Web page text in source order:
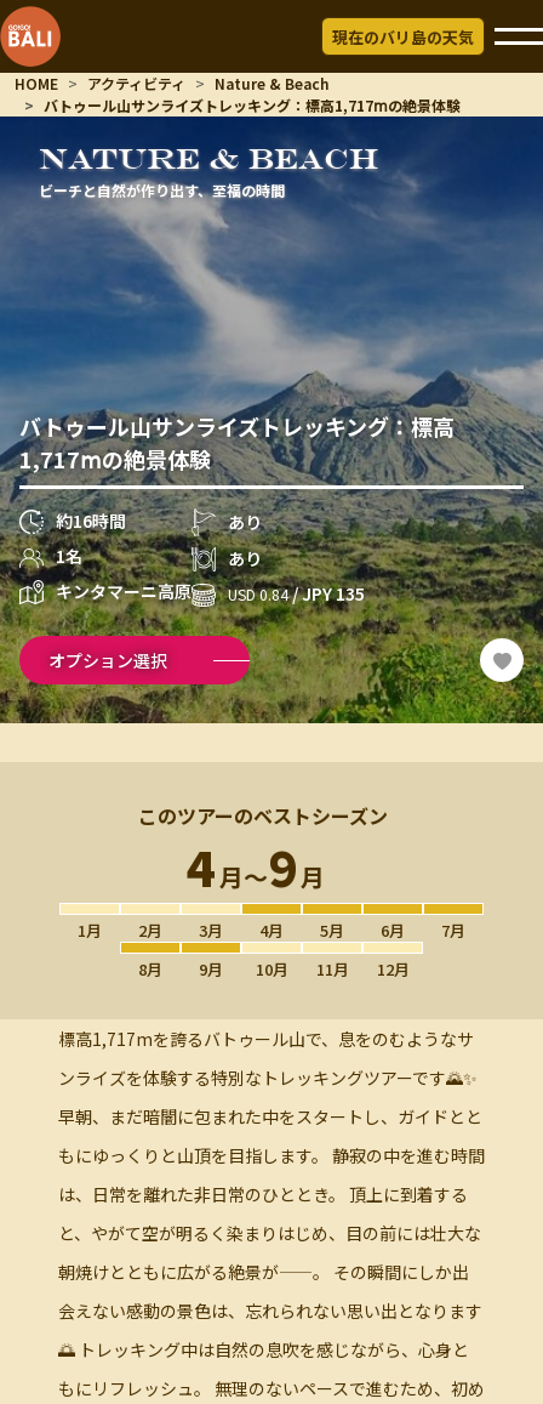
現在のバリ島の天気
HOME アクティビティ
Nature & Beach
バトゥール山サンライズトレッキング：標高1,717ⅿの絶景体験
NATURE & BEACH
ビーチと自然が作り出す、至福の時間
バトゥール山サンライズトレッキング：標高
1,717ⅿの絶景体験
約16時間
1名
キンタマーニ高原
あり
あり
USD 0.84/ JPY 135
オプション選択
このツアーのベストシーズン
4月〜9月
1月 2月 3月 4月 5月 6月
7月
8月
9月 10月 11月 12月
標高1,717mを誇るバトゥール山で、息をのむようなサ
ンライズを体験する特別なトレッキングツアーです🌄✨
早朝、まだ暗闇に包まれた中をスタートし、ガイドとと
もにゆっくりと山頂を目指します。 静寂の中を進む時間
は、日常を離れた非日常のひととき。 頂上に到着する
と、やがて空が明るく染まりはじめ、目の前には壮大な
朝焼けとともに広がる絶景が——。 その瞬間にしか出
会えない感動の景色は、忘れられない思い出となります
🌅 トレッキング中は自然の息吹を感じながら、心身と
もにリフレッシュ。 無理のないペースで進むため、初め